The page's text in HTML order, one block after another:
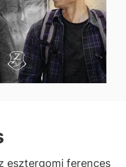
esztergomi ferences